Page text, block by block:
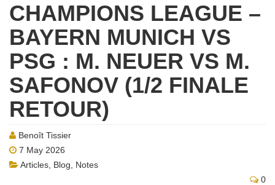
CHAMPIONS LEAGUE –
BAYERN MUNICH VS
PSG : M. NEUER VS M.
SAFONOV (1/2 FINALE
RETOUR)
Benoît Tissier
7 May 2026
Articles Blog
Notes
0